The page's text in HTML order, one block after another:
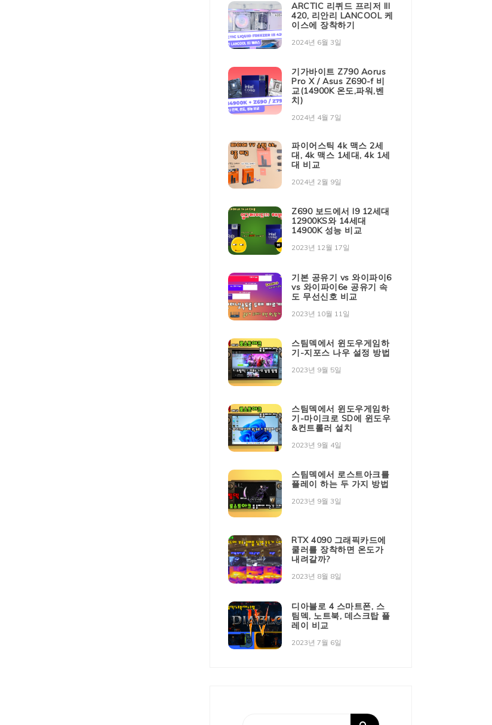
ARCTIC 리퀴드 프리저 III
420, 리안리 LANCOOL 케
이스에 장착하기
2024년 6월 3일
기가바이트 Z790 Aorus
Pro X / Asus Z690-f 비
교(14900K 온도,파워,벤
치)
2024년 4월 7일
파이어스틱 4k 맥스 2세
대, 4k 맥스 1세대, 4k 1세
대 비교
2024년 2월 9일
Z690 보드에서 I9 12세대
12900KS와 14세대
14900K 성능 비교
2023년 12월 17일
기본 공유기 vs 와이파이6
vs 와이파이6e 공유기 속
도 무선신호 비교
2023년 10월 11일
스팀덱에서 윈도우게임하
기-지포스 나우 설정 방법
2023년 9월 5일
스팀덱에서 윈도우게임하
기-마이크로 SD에 윈도우
&컨트롤러 설치
2023년 9월 4일
스팀덱에서 로스트아크를
플레이 하는 두 가지 방법
2023년 9월 3일
RTX 4090 그래픽카드에
쿨러를 장착하면 온도가
내려갈까?
2023년 8월 8일
디아블로 4 스마트폰, 스
팀덱, 노트북, 데스크탑 플
레이 비교
2023년 7월 6일